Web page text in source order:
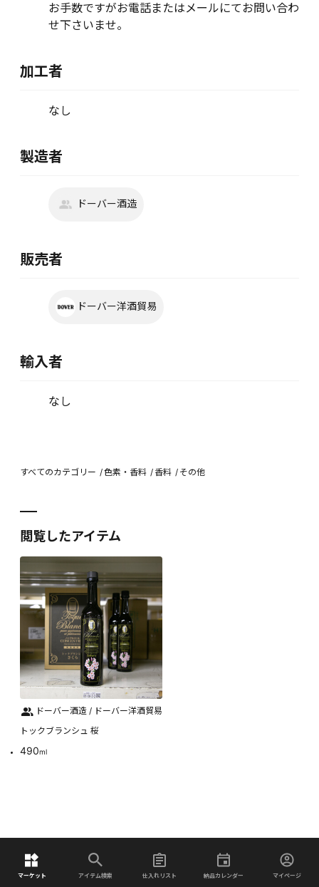
マーケット アイテム検索 仕入れリスト 納品カレンダー マイページ
お手数ですがお電話またはメールにてお問い合わ
せ下さいませ。
加工者
なし
製造者
ドーバー酒造
販売者
ドーバー洋酒貿易
輸入者
なし
すべてのカテゴリー 色素・香料 香料 その他
閲覧したアイテム
ドーバー酒造 / ドーバー洋酒貿易
トックブランシュ 桜
490ml